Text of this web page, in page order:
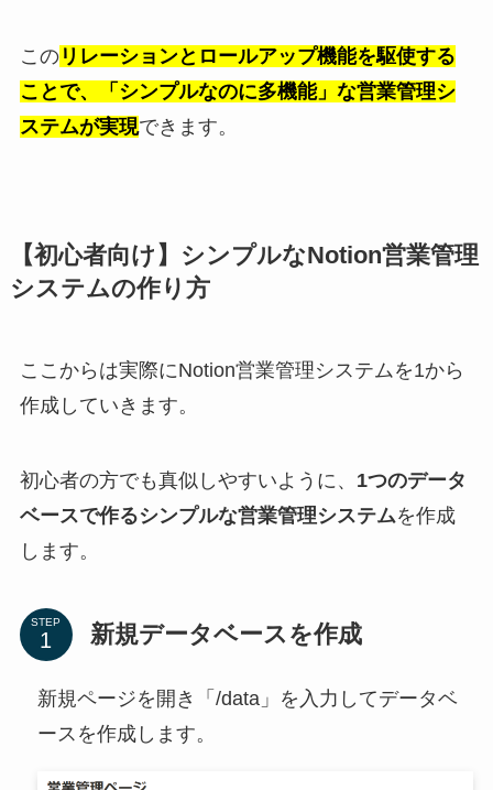
このリレーションとロールアップ機能を駆使する
ことで、「シンプルなのに多機能」な営業管理シ
ステムが実現できます。
【初心者向け】シンプルなNotion営業管理
システムの作り方
ここからは実際にNotion営業管理システムを1から
作成していきます。
初心者の方でも真似しやすいように、 1つのデータ
ベースで作るシンプルな営業管理システムを作成
します。
STEP 新規データベースを作成
新規ページを開き「/data」を入力してデータベ
ースを作成します。